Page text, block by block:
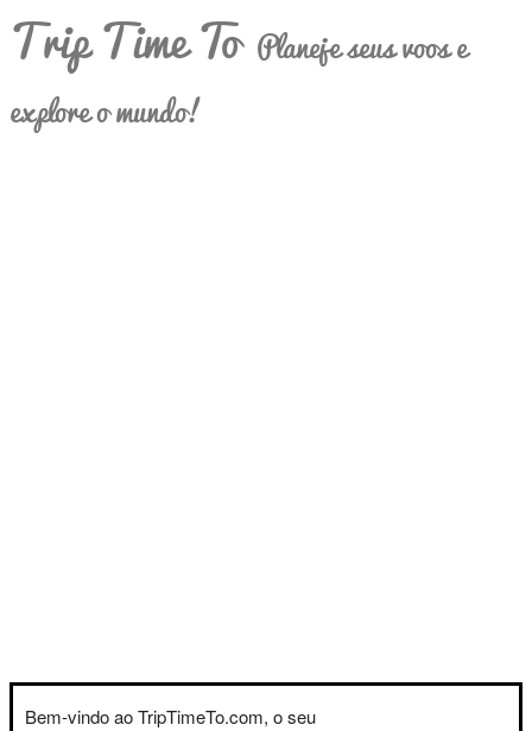
Trip Time To Planeje seus voos e
explore o mundo!
Bem-vindo ao TripTimeTo.com, o seu